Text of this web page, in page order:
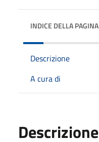
INDICE DELLA PAGINA
Descrizione
A cura di
Descrizione